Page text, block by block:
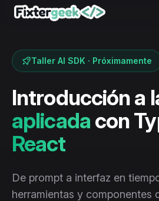
Taller AI SDK · Próximamente
Introducción a
aplicada con
React
De prompt a interfaz en
herramientas y componentes